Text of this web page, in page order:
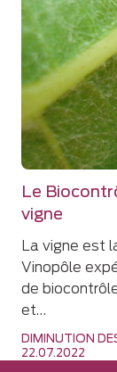
Le
vigne
DIMINUTION
22.07.2022
La vigne est
Vinopôle
de
et…